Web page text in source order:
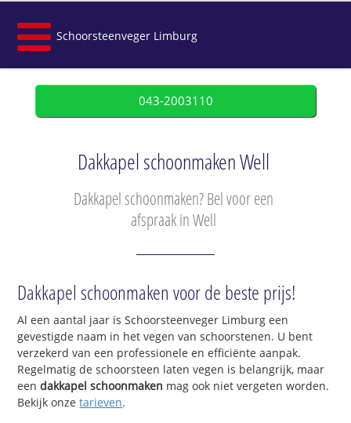
Schoorsteenveger Limburg
043-2003110
Dakkapel schoonmaken Well
Dakkapel schoonmaken? Bel voor een
afspraak in Well
Dakkapel schoonmaken voor de beste prijs!
Al een aantal jaar is Schoorsteenveger Limburg een
gevestigde naam in het vegen van schoorstenen. U bent
verzekerd van een professionele en efficiënte aanpak.
Regelmatig de schoorsteen laten vegen is belangrijk, maar
eendakkapel schoonmaken mag ook niet vergeten worden.
Bekijk onzetarieven.